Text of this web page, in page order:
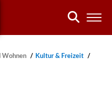
Wohnen Kultur & Freizeit